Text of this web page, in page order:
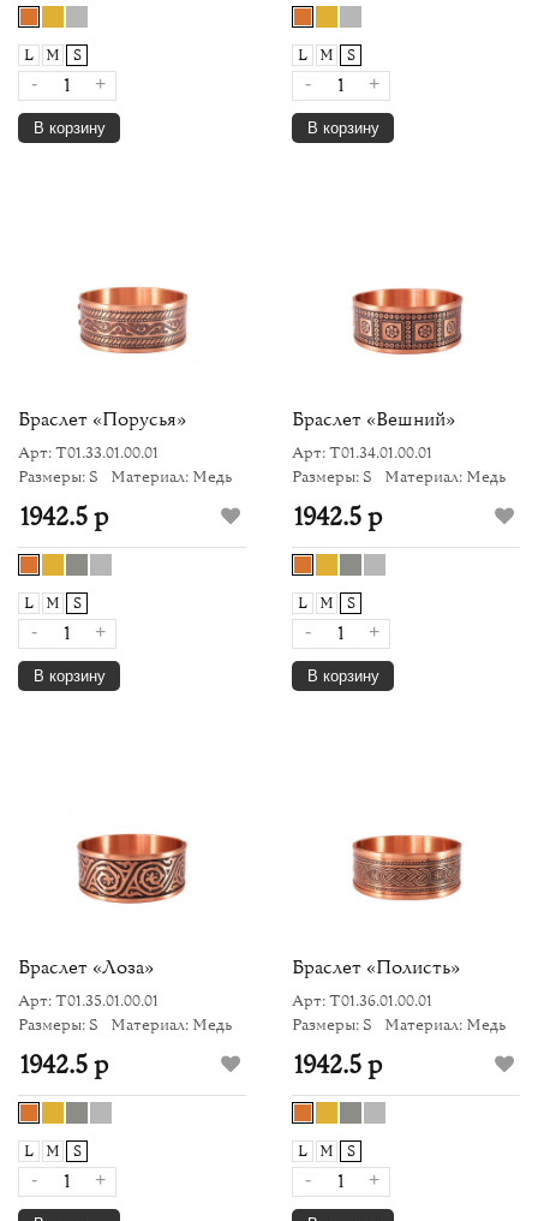
L M S
- +
В корзину
L M S
- +
В корзину
Браслет «Порусья»
Арт: Т01.33.01.00.01
Размеры: S
Материал: Медь
1942.5 р
L M S
- +
В корзину
Браслет «Вешний»
Арт: Т01.34.01.00.01
Размеры: S
Материал: Медь
1942.5 р
L M S
- +
В корзину
Браслет «Лоза»
Арт: Т01.35.01.00.01
Размеры: S
Материал: Медь
1942.5 р
L M S
- +
Браслет «Полисть»
Арт: Т01.36.01.00.01
Размеры: S
Материал: Медь
1942.5 р
L M S
- +